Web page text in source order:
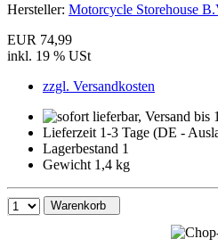
Hersteller: Motorcycle Storehouse
EUR 74,99
inkl. 19 % USt
zzgl. Versandkosten
Lieferzeit 1-3 Tage (DE -
Lagerbestand 1
Gewicht 1,4 kg
Warenkorb